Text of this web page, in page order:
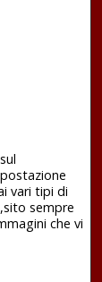
vari tipi di
sempre
che vi